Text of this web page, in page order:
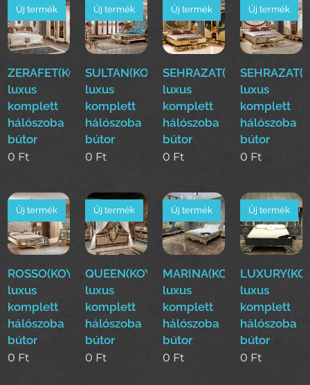
ZERAFET(KOYUN)Klasszikus
luxus
komplett
hálószoba
bútor
Új termék
0 Ft
SULTAN(KOYUN)Klasszikus
luxus
komplett
hálószoba
bútor
Új termék
0 Ft
luxus
komplett
hálószoba
bútor
Új termék
0 Ft
luxus
komplett
hálószoba
bútor
Új termék
0 Ft
ROSSO(KOYUN)Klasszikus
luxus
komplett
hálószoba
bútor
Új termék
0 Ft
QUEEN(KOYUN)Klasszikus
luxus
komplett
hálószoba
bútor
Új termék
0 Ft
luxus
komplett
hálószoba
bútor
Új termék
0 Ft
luxus
komplett
hálószoba
bútor
Új termék
0 Ft